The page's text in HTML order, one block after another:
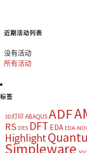
近期活动列表
没有活动
所有活动
标签
3D打印 ABAQUSADF
RS DES DFT EDA EDA-
Highlight
Simpleware